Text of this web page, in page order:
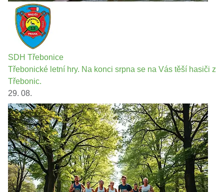
SDH Třebonice
Třebonické letní hry. Na konci srpna se na Vás těší hasiči z
Třebonic.
29. 08.